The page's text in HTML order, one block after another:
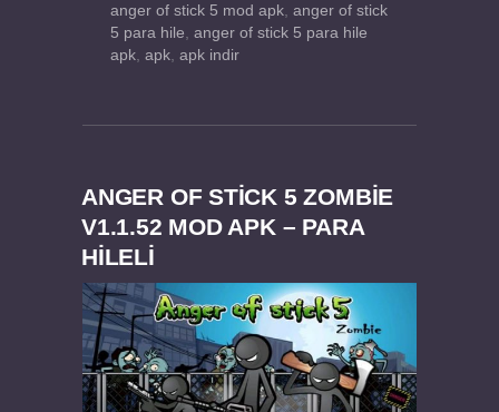
anger of stick 5 mod apk anger of stick
5 para hile anger of stick 5 para hile
apk apk apk indir
ANGER OF STICK 5 ZOMBIE
V1.1.52 MOD APK – PARA
HİLELİ